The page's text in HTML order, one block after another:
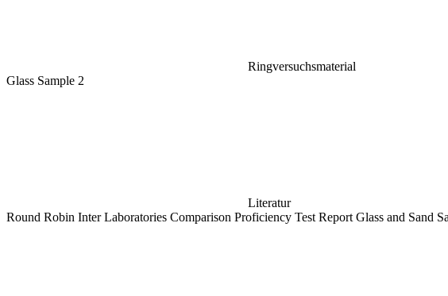
Ringversuchsmaterial
Glass Sample 2
Literatur
Round Robin Inter Laboratories Comparison Proficiency Test Report Glass and Sand